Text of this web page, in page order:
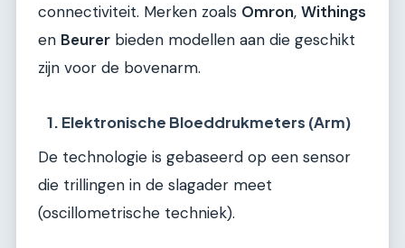
connectiviteit. Merken zoals Omron, Withings
en Beurer bieden modellen aan die geschikt
zijn voor de bovenarm.
1. Elektronische Bloeddrukmeters (Arm)
De technologie is gebaseerd op een sensor
die trillingen in de slagader meet
(oscillometrische techniek).